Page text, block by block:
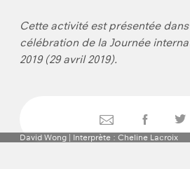
David Wong | Interprète : Cheline Lacroix
Cette activité est présentée
célébration de la Journée
2019 (29 avril 2019).